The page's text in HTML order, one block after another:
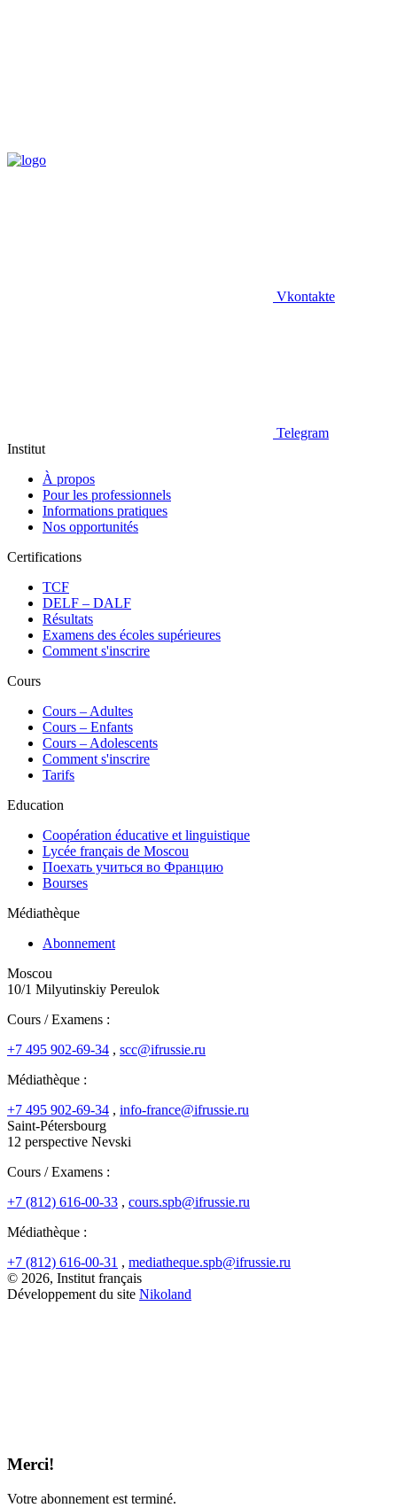
Vkontakte
Telegram
Institut
À propos
Pour les professionnels
Informations pratiques
Nos opportunités
Certifications
TCF
DELF – DALF
Résultats
Examens des écoles supérieures
Comment s'inscrire
Cours
Сours – Adultes
Cours – Enfants
Cours – Adolescents
Comment s'inscrire
Tarifs
Education
Coopération éducative et linguistique
Lycée français de Moscou
Поехать учиться во Францию
Bourses
Médiathèque
Abonnement
Moscou
10/1 Milyutinskiy Pereulok
Cours / Examens :
+7 495 902-69-34 , scc@ifrussie.ru
Médiathèque :
+7 495 902-69-34 , info-france@ifrussie.ru
Saint-Pétersbourg
12 perspective Nevski
Cours / Examens :
+7 (812) 616-00-33 , cours.spb@ifrussie.ru
Médiathèque :
+7 (812) 616-00-31 , mediatheque.spb@ifrussie.ru
© 2026, Institut français
Développement du site Nikoland
Merci!
Votre abonnement est terminé.